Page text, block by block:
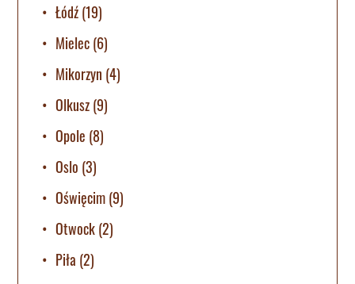
Łódź(19)
Mielec(6)
Mikorzyn (4)
Olkusz(9)
Opole (8)
Oslo (3)
Oświęcim(9)
Otwock(2)
Piła (2)